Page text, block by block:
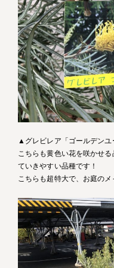
▲グレビレア「ゴールデンユ
こちらも黄色い花を咲かせ
ていきやすい品種です！
こちらも超特大で、お庭の